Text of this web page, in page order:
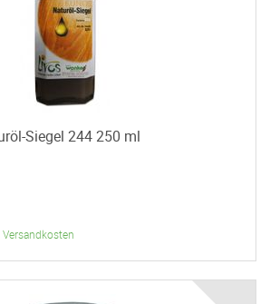
Siegel 244 250 ml
Versandkosten